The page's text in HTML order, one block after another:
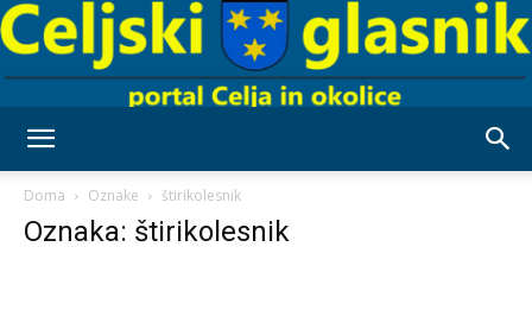
Doma Oznake štirikolesnik
Oznaka: štirikolesnik